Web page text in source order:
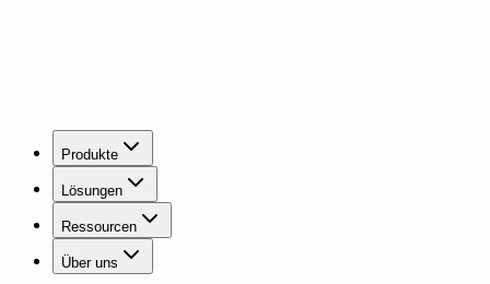
Produkte
Lösungen
Ressourcen
Über uns